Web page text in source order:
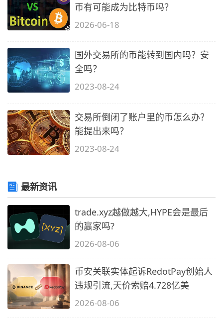
币有可能成为比特币吗？
2026-06-18
国外交易所的币能转到国内吗？安
全吗？
2023-08-24
交易所倒闭了账户里的币怎么办？
能提出来吗？
2023-08-24
最新资讯
trade.xyz越做越大,HYPE会是最后
的赢家吗?
2026-08-06
币安关联实体起诉RedotPay创始人
违规引流,天价索赔4.728亿美
2026-08-06